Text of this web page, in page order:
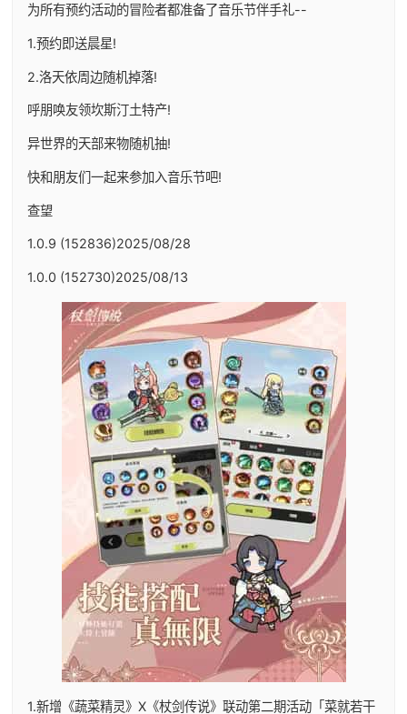
为所有预约活动的冒险者都准备了音乐节伴手礼--
1.预约即送晨星!
2.洛天依周边随机掉落!
呼朋唤友领坎斯汀土特产!
异世界的天部来物随机抽!
快和朋友们一起来参加入音乐节吧!
查望
1.0.9 (152836)2025/08/28
1.0.0 (152730)2025/08/13
1.新增《蔬菜精灵》X《杖剑传说》联动第二期活动「菜就若干